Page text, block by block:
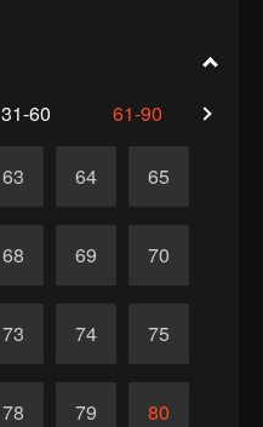
31-60 61-90
63 64 65
68 69 70
73 74 75
78 79 80